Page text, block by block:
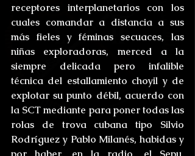
receptores interplanetarios con los
cuales comandar a distancia a sus
más fieles y féminas secuaces, las
niñas exploradoras, merced a la
siempre delicada pero infalible
técnica del estallamiento choyil y de
explotar su punto débil, acuerdo con
la SCT mediante para poner todas las
rolas de trova cubana tipo Silvio
Rodríguez y Pablo Milanés, habidas y